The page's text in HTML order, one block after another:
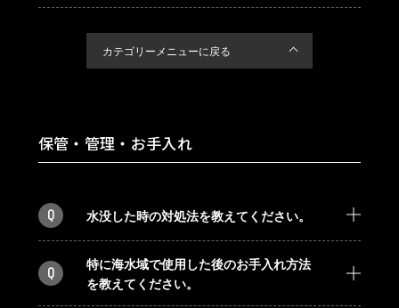
カテゴリーメニューに戻る
保管・管理・お手入れ
Q 水没した時の対処法を教えてください。
Q
特に海水域で使用した後のお手入れ方法
を教えてください。